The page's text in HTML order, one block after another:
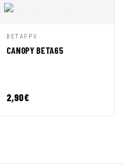
VISTA
RÁPIDA
CESTA
BETAFPV
CANOPY BETA65
2,90€